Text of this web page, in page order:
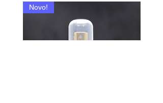
Novo!